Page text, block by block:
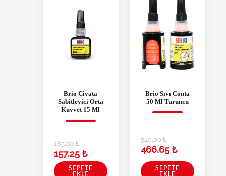
Brio Civata
Sabitleyici Orta
Kuvvet 15 Ml
185,00₺
157,25 ₺
SEPETE
EKLE
Brio Sıvı Conta
50 Ml Turuncu
549,00₺
466,65 ₺
SEPETE
EKLE